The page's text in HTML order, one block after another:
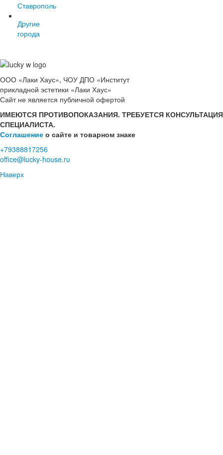
Ставрополь
Другие
города
ООО «Лаки Хаус», ЧОУ ДПО «Институт
прикладной эстетики «Лаки Хаус»
Сайт не является публичной офертой
ИМЕЮТСЯ ПРОТИВОПОКАЗАНИЯ. ТРЕБУЕТСЯ КОНСУЛЬТАЦИЯ
СПЕЦИАЛИСТА.
Соглашение о сайте и товарном знаке
+79388817256
office@lucky-house.ru
Наверх